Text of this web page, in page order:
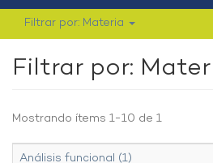
Filtrar por: Materia
Filtrar por:
Mostrando ítems 1-10 de 1
Análisis funcional (1)